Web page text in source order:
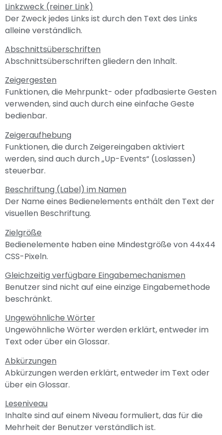
Linkzweck (reiner Link)
Der Zweck jedes Links ist durch den Text des Links
alleine verständlich.
Abschnittsüberschriften
Abschnittsüberschriften gliedern den Inhalt.
Zeigergesten
Funktionen, die Mehrpunkt- oder pfadbasierte Gesten
verwenden, sind auch durch eine einfache Geste
bedienbar.
Zeigeraufhebung
Funktionen, die durch Zeigereingaben aktiviert
werden, sind auch durch „Up-Events“ (Loslassen)
steuerbar.
Beschriftung (Label) im Namen
Der Name eines Bedienelements enthält den Text der
visuellen Beschriftung.
Zielgröße
Bedienelemente haben eine Mindestgröße von 44x44
CSS-Pixeln.
Gleichzeitig verfügbare Eingabemechanismen
Benutzer sind nicht auf eine einzige Eingabemethode
beschränkt.
Ungewöhnliche Wörter
Ungewöhnliche Wörter werden erklärt, entweder im
Text oder über ein Glossar.
Abkürzungen
Abkürzungen werden erklärt, entweder im Text oder
über ein Glossar.
Leseniveau
Inhalte sind auf einem Niveau formuliert, das für die
Mehrheit der Benutzer verständlich ist.